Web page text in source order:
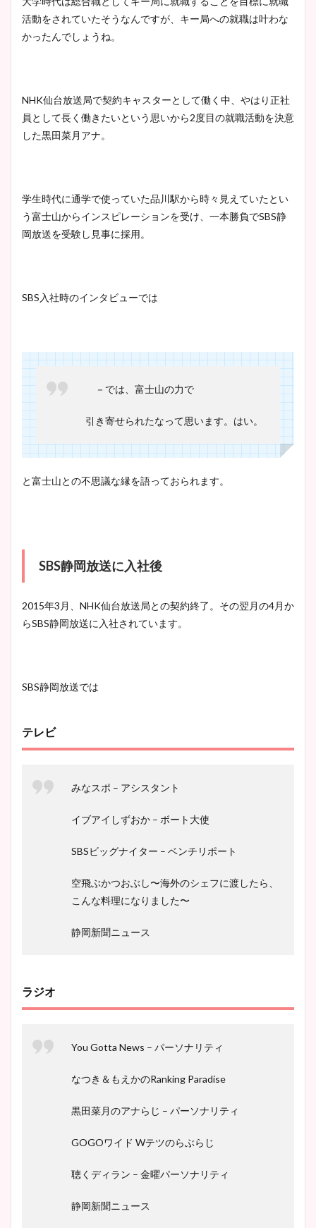
活動をされていたそうなんですが、キー局への就職は叶わな
かったんでしょうね。
NHK仙台放送局で契約キャスターとして働く中、やはり正社
員として長く働きたいという思いから2度目の就職活動を決意
した黒田菜月アナ。
学生時代に通学で使っていた品川駅から時々見えていたとい
う富士山からインスピレーションを受け、一本勝負でSBS静
岡放送を受験し見事に採用。
SBS入社時のインタビューでは
－では、富士山の力で
引き寄せられたなって思います。はい。
と富士山との不思議な縁を語っておられます。
SBS静岡放送に入社後
2015年3月、NHK仙台放送局との契約終了。その翌月の4月か
らSBS静岡放送に入社されています。
SBS静岡放送では
テレビ
みなスポ – アシスタント
イブアイしずおか – ボート大使
SBSビッグナイター – ベンチリポート
空飛ぶかつおぶし〜海外のシェフに渡したら、
こんな料理になりました〜
静岡新聞ニュース
ラジオ
You Gotta News – パーソナリティ
なつき＆もえかのRanking Paradise
黒田菜月のアナらじ – パーソナリティ
GOGOワイド Wテツのらぶらじ
聴くディラン – 金曜パーソナリティ
静岡新聞ニュース